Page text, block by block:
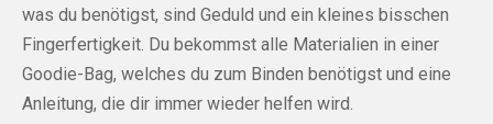
was du benötigst, sind Geduld und ein kleines bisschen
Fingerfertigkeit. Du bekommst alle Materialien in einer
Goodie-Bag, welches du zum Binden benötigst und eine
Anleitung, die dir immer wieder helfen wird.